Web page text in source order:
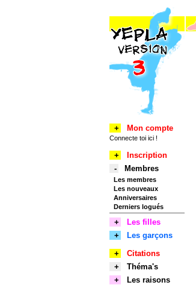
+ Mon compte
Connecte toi ici !
+
Inscription
-
Membres
Les membres
Les nouveaux
Anniversaires
Derniers logués
+
Les filles
+
Les garçons
+
Citations
+
Théma's
+
Les raisons